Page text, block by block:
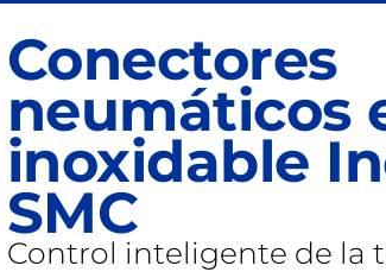
Conectores
neumáticos
inoxidable
SMC
Control inteligente de la